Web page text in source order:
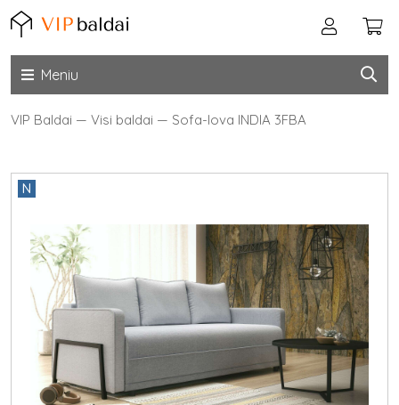
Meniu
VIP Baldai — Visi baldai — Sofa-lova INDIA 3FBA
N